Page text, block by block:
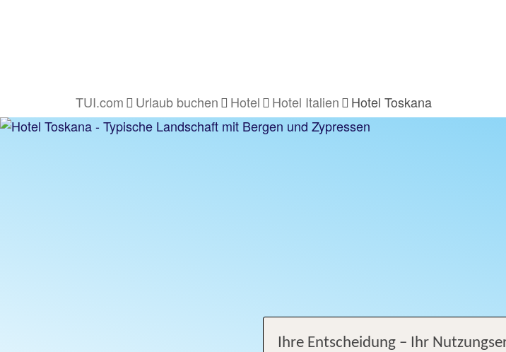
TUI.com Urlaub buchen Hotel Hotel Italien Hotel Toskana
Ihre Entscheidung – Ihr